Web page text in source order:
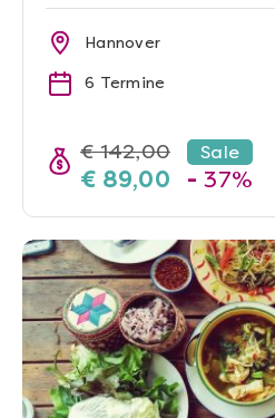
Hannover
6 Termine
€ 142,00 Sale
€ 89,00 - 37%